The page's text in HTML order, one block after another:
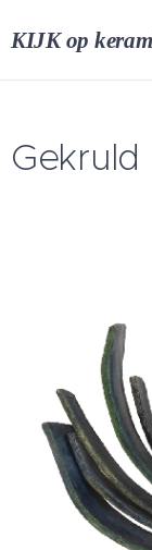
KIJK op
Gekruld